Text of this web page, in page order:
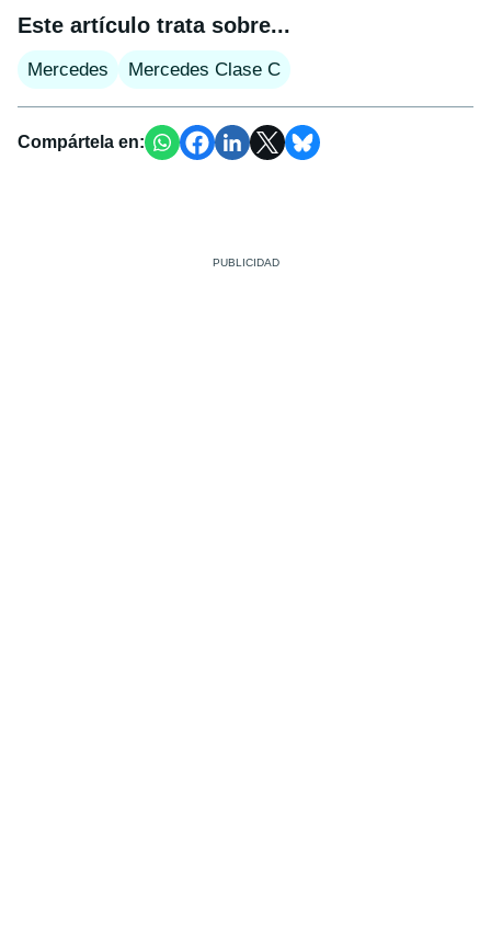
Este artículo trata sobre...
Mercedes Mercedes Clase C
Compártela en: